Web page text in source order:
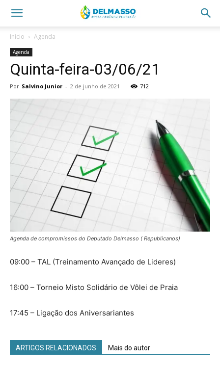
Início Agenda
Agenda
Quinta-feira-03/06/21
Por Salvino Junior - 2 de junho de 2021 712
Agenda de compromissos do Deputado Delmasso ( Republicanos)
09:00 – TAL (Treinamento Avançado de Lideres)
16:00 – Torneio Misto Solidário de Vôlei de Praia
17:45 – Ligação dos Aniversariantes
ARTIGOS RELACIONADOS Mais do autor